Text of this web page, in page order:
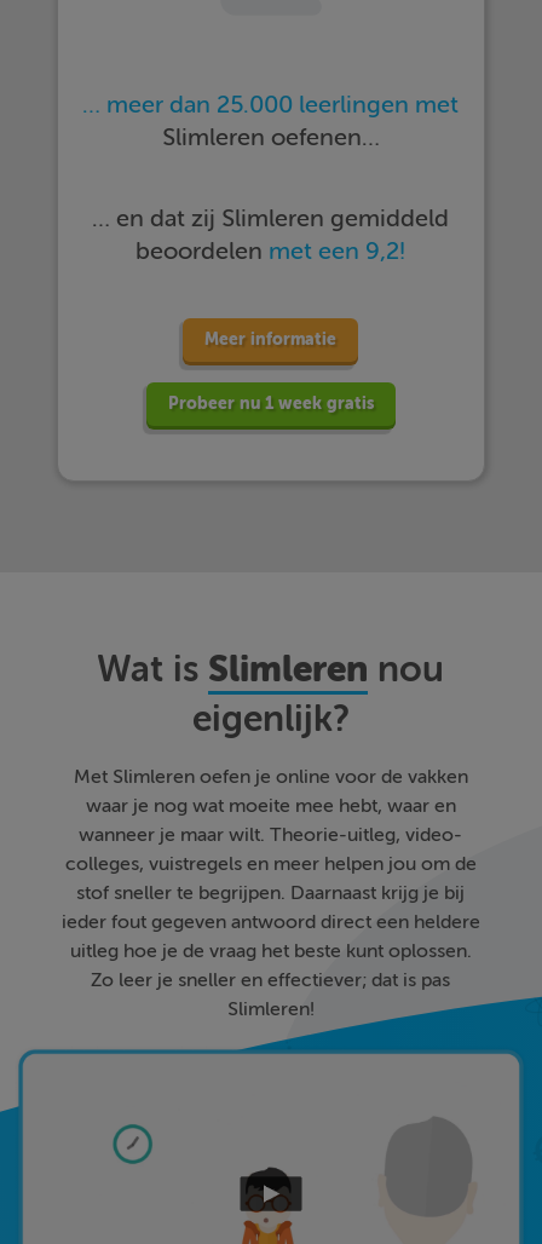
… meer dan 25.000 leerlingen met
Slimleren oefenen…
… en dat zij Slimleren gemiddeld
beoordelen met een 9,2!
Meer informatie
Probeer nu 1 week gratis
Wat is Slimleren nou
eigenlijk?
Met Slimleren oefen je online voor de vakken
waar je nog wat moeite mee hebt, waar en
wanneer je maar wilt. Theorie-uitleg, video-
colleges, vuistregels en meer helpen jou om de
stof sneller te begrijpen. Daarnaast krijg je bij
ieder fout gegeven antwoord direct een heldere
uitleg hoe je de vraag het beste kunt oplossen.
Zo leer je sneller en effectiever; dat is pas
Slimleren!